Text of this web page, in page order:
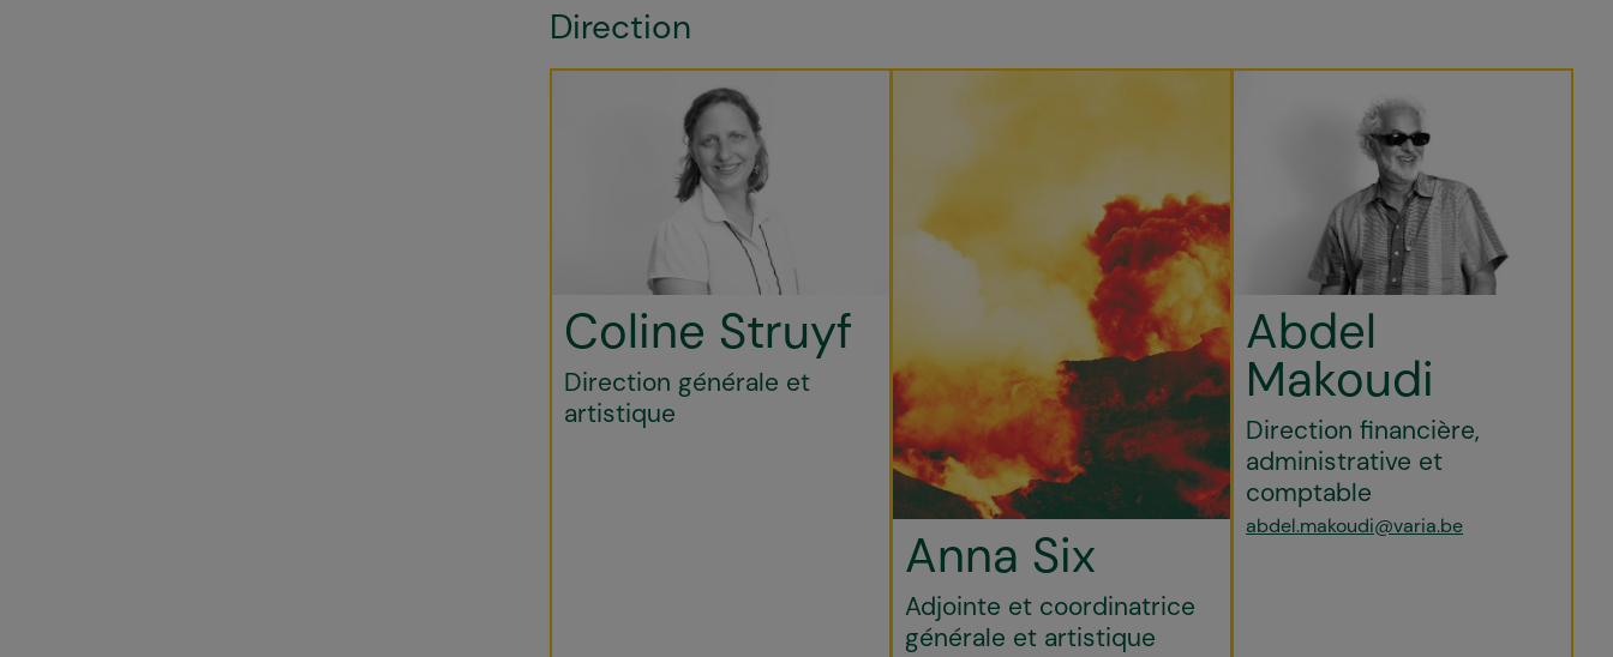
Direction
Coline Struyf
Direction générale et
artistique
Anna Six
Adjointe et coordinatrice
générale et artistique
Abdel
Makoudi
Direction financière,
administrative et
comptable
abdel.makoudi@varia.be